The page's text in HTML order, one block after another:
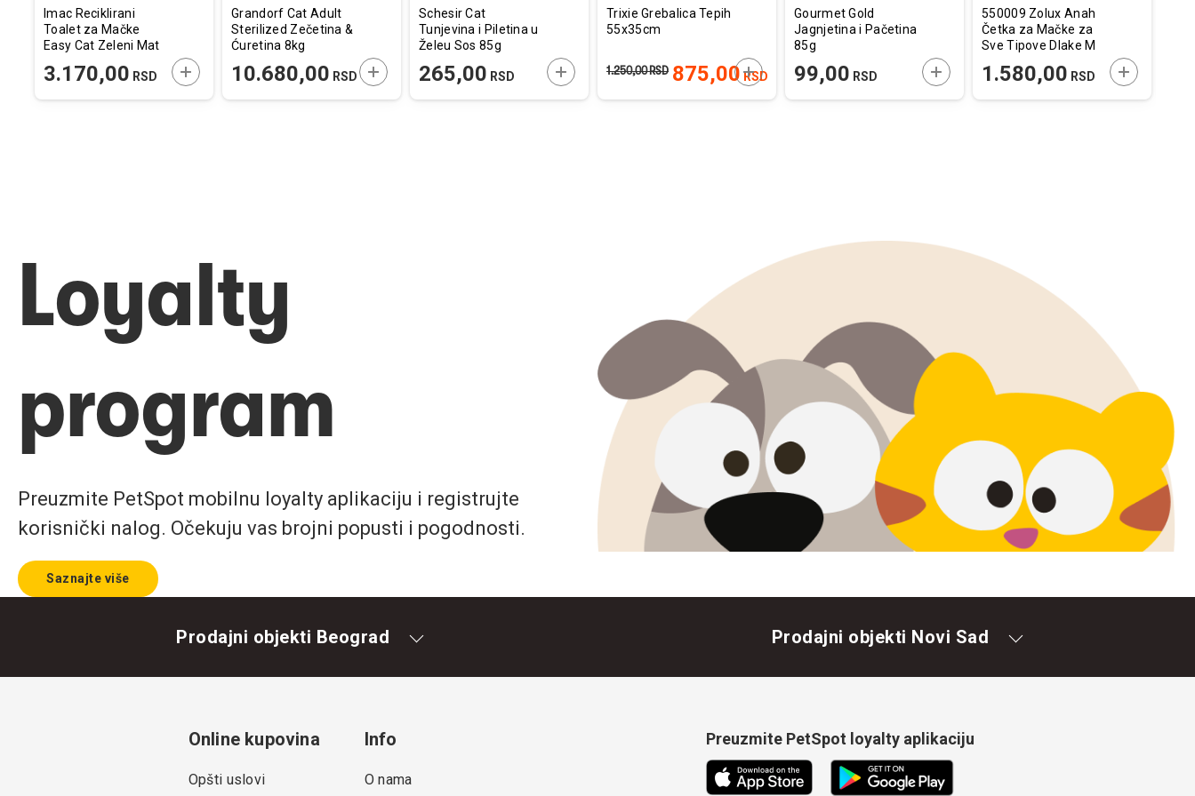
U KORPU
Imac Reciklirani
Toalet za Mačke
Easy Cat Zeleni Mat
3.170,00 RSD DODAJTE U KORPU
Grandorf Cat Adult
Sterilized Zečetina &
Ćuretina 8kg
10.680,00 RSD DODAJTE U KORPU
Schesir Cat
Tunjevina i Piletina u
Želeu Sos 85g
265,00 RSD DODAJTE U KORPU
Trixie Grebalica Tepih
55x35cm
875,00 RSD
1.250,00RSD DODAJTE U KORPU
Gourmet Gold
Jagnjetina i Pačetina
85g
99,00 RSD DODAJTE U KORPU
550009 Zolux Anah
Četka za Mačke za
Sve Tipove Dlake M
1.580,00 RSD DODAJTE U
Loyalty
program
Preuzmite PetSpot mobilnu loyalty aplikaciju i registrujte
korisnički nalog. Očekuju vas brojni popusti i pogodnosti.
Saznajte više
Prodajni objekti Beograd Prodajni objekti Novi Sad
Online kupovina
Opšti uslovi
Info
O nama
Preuzmite PetSpot loyalty aplikaciju